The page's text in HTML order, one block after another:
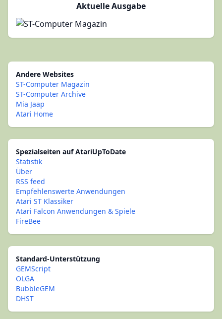
Aktuelle Ausgabe
Andere Websites
ST-Computer Magazin
ST-Computer Archive
Mia Jaap
Atari Home
Spezialseiten auf AtariUpToDate
Statistik
Über
RSS feed
Empfehlenswerte Anwendungen
Atari ST Klassiker
Atari Falcon Anwendungen & Spiele
FireBee
Standard-Unterstützung
GEMScript
OLGA
BubbleGEM
DHST